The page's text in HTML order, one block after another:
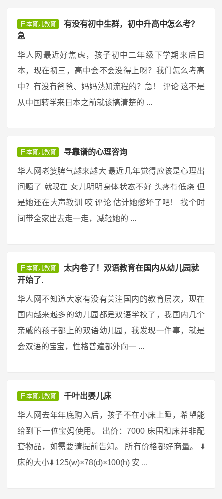
日本育儿教育
有没有初中生群，初中升高中怎么考？
急
华人网最近好焦虑，孩子初中二年级下学期来后日
本，现在初三，高中会不会没得上呀？我们怎么考高
中？有没有爸爸、妈妈熟知流程的？急！ 评论 这不是
从中国转学来日本之前就该搞清楚的 ...
日本育儿教育 寻靠谱的心理咨询
华人网老婆脾气越来越大 最近几年觉得应该是心理出
问题了 就现在 女儿明明身体状态不好 头疼有低烧 但
是她还在大声教训 哎 评论 估计她憋坏了吧！ 找个时
间带全家出去走一走，减轻她的 ...
日本育儿教育
太内卷了！双语教育在国内从幼儿园就
开始了.
华人网不知道大家有没有关注国内的教育层次，现在
国内越来越多的幼儿园都是双语学校了，我国内几个
亲戚的孩子都上的双语幼儿园，我发现一件事，就是
会双语的宝宝，性格普遍都外向一 ...
日本育儿教育 千叶出婴儿床
华人网去年年底购入后，孩子不在小床上睡，希望能
给到下一位宝妈使用。 出价：7000 床围和床并非配
套物品，如需要请提前告知。 所有价格都好商量。 ⬇️
床的大小⬇️ 125(w)×78(d)×100(h) 安 ...